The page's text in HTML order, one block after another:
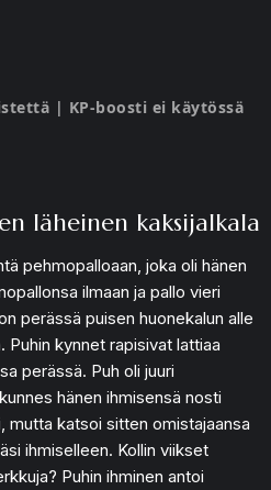
| KP-boosti ei käytössä
läheinen kaksijalkala
pehmopalloaan, joka oli hänen
ilmaan ja pallo vieri
perässä puisen huonekalun alle
Puhin kynnet rapisivat lattiaa
perässä. Puh oli juuri
hänen ihmisensä nosti
mutta katsoi sitten omistajaansa
ihmiselleen. Kollin viikset
Puhin ihminen antoi